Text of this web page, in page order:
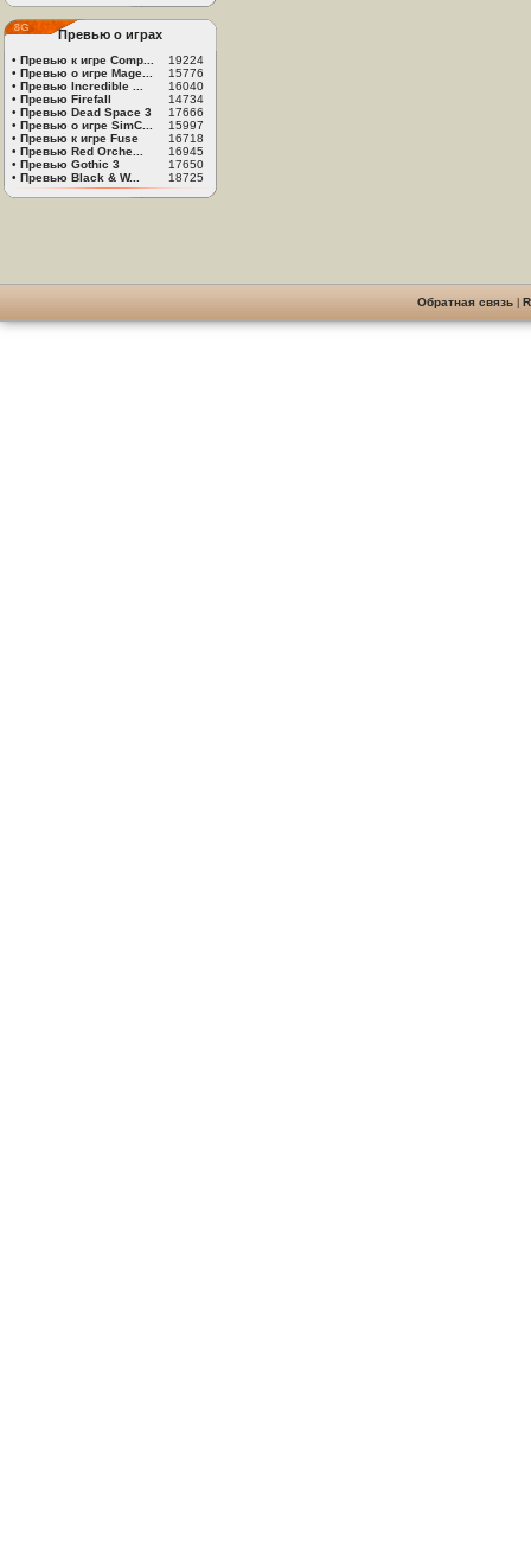
Превью о играх
• Превью к игре Comp...
19224
• Превью о игре Mage...
15776
• Превью Incredible ...
16040
• Превью Firefall
14734
• Превью Dead Space 3
17666
• Превью о игре SimC...
15997
• Превью к игре Fuse
16718
• Превью Red Orche...
16945
• Превью Gothic 3
17650
• Превью Black & W... 18725
Обратная связь